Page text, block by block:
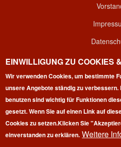
Kontakt
Login
Copyright © 2026 | 100 Marathon
EINWILLIGUNG ZU COOKIES
Wir verwenden Cookies, um bestimmte
unsere Angebote ständig zu
benutzen sind wichtig für Funktionen
gesetzt. Wenn Sie auf einen Link auf
Cookies zu setzen.Klicken Sie
einverstanden zu erklären. Weitere